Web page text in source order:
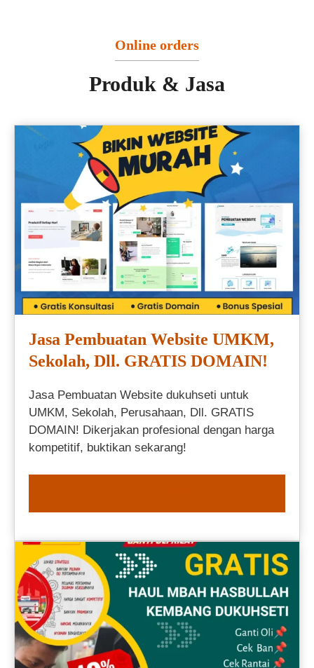
Online orders
Produk & Jasa
Jasa Pembuatan Website UMKM,
Sekolah, Dll. GRATIS DOMAIN!
Jasa Pembuatan Website dukuhseti untuk
UMKM, Sekolah, Perusahaan, Dll. GRATIS
DOMAIN! Dikerjakan profesional dengan harga
kompetitif, buktikan sekarang!